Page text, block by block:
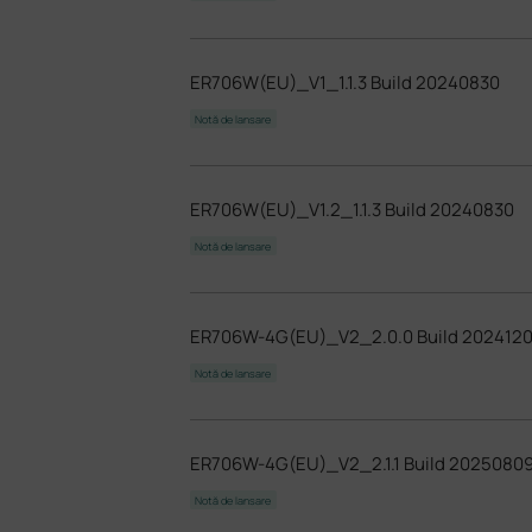
ER706W(EU)_V1_1.1.3 Build 20240830
Notă de lansare
ER706W(EU)_V1.2_1.1.3 Build 20240830
Notă de lansare
ER706W-4G(EU)_V2_2.0.0 Build
Notă de lansare
ER706W-4G(EU)_V2_2.1.1 Build
Notă de lansare